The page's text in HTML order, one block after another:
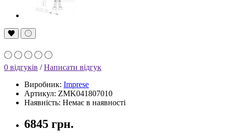
0 відгуків /Написати відгук
Виробник: Imprese
Артикул: ZMK041807010
Наявність: Немає в наявності
6845 грн.